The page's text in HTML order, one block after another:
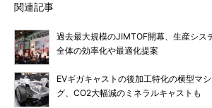
関連記事
過去最大規模のJIMTOF開幕、生産シス
全体の効率化や最適化提案
EVギガキャストの後加工特化の横型マ
グ、CO2大幅減のミネラルキャストも